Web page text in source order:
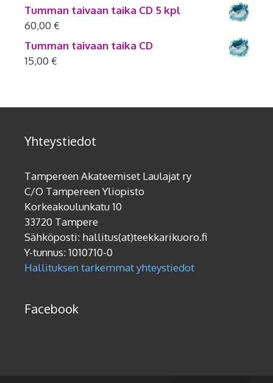
Tumman taivaan taika CD 5 kpl
60,00 €
Tumman taivaan taika CD
15,00 €
Yhteystiedot
Tampereen Akateemiset Laulajat ry
C/O Tampereen Yliopisto
Korkeakoulunkatu 10
33720 Tampere
Sähköposti: hallitus(at)teekkarikuoro.fi
Y-tunnus: 1010710-0
Hallituksen tarkemmat yhteystiedot
Facebook